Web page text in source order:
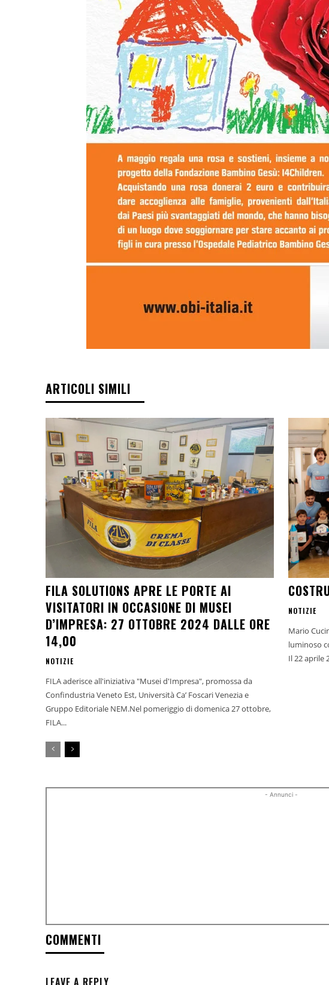
ARTICOLI SIMILI
FILA SOLUTIONS APRE LE PORTE AI
VISITATORI IN OCCASIONE DI MUSEI
D’IMPRESA: 27 OTTOBRE 2024 DALLE ORE
14,00
NOTIZIE
FILA aderisce all'iniziativa "Musei d'Impresa", promossa da
Confindustria Veneto Est, Università Ca’ Foscari Venezia e
Gruppo Editoriale NEM.Nel pomeriggio di domenica 27 ottobre,
FILA...
NOTIZIE
Mario
luminoso
Il 22 aprile
- Annunci -
COMMENTI
LEAVE A REPLY